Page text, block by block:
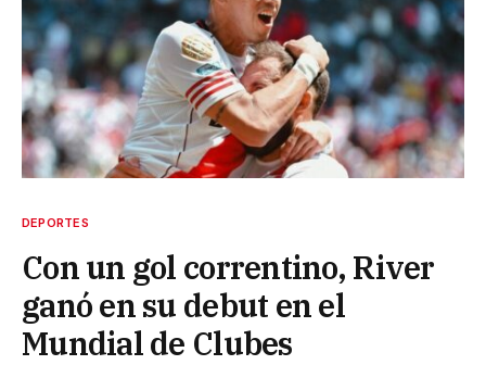
DEPORTES
Con un gol correntino, River
ganó en su debut en el
Mundial de Clubes